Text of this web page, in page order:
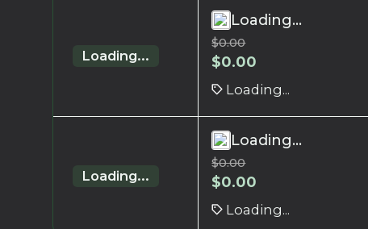
Loading...
Loading...
$0.00
$0.00
Loading...
Loading...
Loading...
$0.00
$0.00
Loading...